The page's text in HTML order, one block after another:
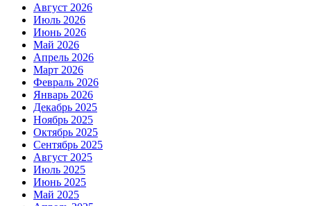
Август 2026
Июль 2026
Июнь 2026
Май 2026
Апрель 2026
Март 2026
Февраль 2026
Январь 2026
Декабрь 2025
Ноябрь 2025
Октябрь 2025
Сентябрь 2025
Август 2025
Июль 2025
Июнь 2025
Май 2025